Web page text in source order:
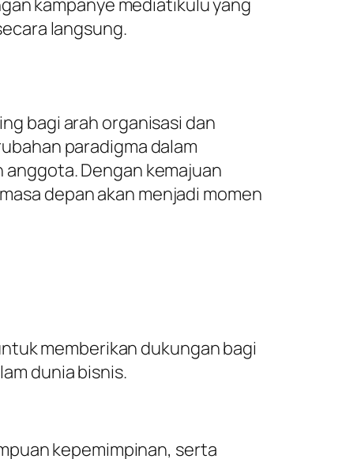
langsung.
bagi arah organisasi dan
paradigma dalam
Dengan kemajuan
depan akan menjadi momen
memberikan dukungan bagi
dunia bisnis.
kepemimpinan, serta